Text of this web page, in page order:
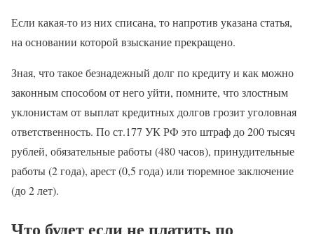
Если какая-то из них списана, то напротив указана статья,
на основании которой взыскание прекращено.
Зная, что такое безнадежный долг по кредиту и как можно
законным способом от него уйти, помните, что злостным
уклонистам от выплат кредитных долгов грозит уголовная
ответственность. По ст.177 УК РФ это штраф до 200 тысяч
рублей, обязательные работы (480 часов), принудительные
работы (2 года), арест (0,5 года) или тюремное заключение
(до 2 лет).
Что будет если не платить по